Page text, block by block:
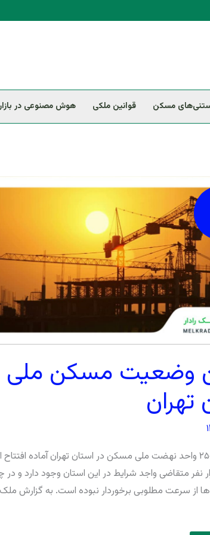
مسکن قوانین ملکی هوش مصنوعی در
وضعیت مسکن ملی
تهران
در شرایطی ۲۵۰۰ واحد نهضت ملی مسکن در استان تهران آماده
۱۷۰ هزار نفر متقاضی واجد شرایط در این استان وجود دارد و
از سرعت مطلوبی برخوردار نبوده است. به گزارش